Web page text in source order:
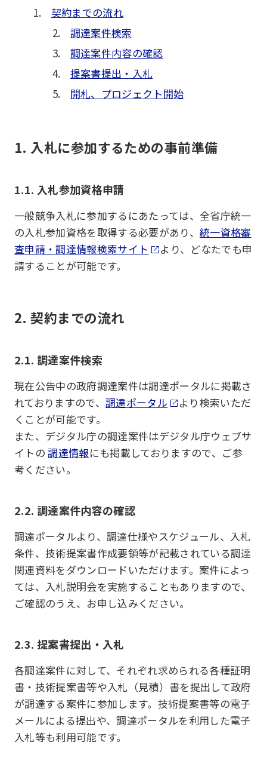
契約までの流れ
調達案件検索
調達案件内容の確認
提案書提出・入札
開札、プロジェクト開始
1. 入札に参加するための事前準備
1.1. 入札参加資格申請
一般競争入札に参加するにあたっては、全省庁統一
の入札参加資格を取得する必要があり、統一資格審
査申請・調達情報検索サイト
より、どなたでも申
請することが可能です。
2. 契約までの流れ
2.1. 調達案件検索
現在公告中の政府調達案件は調達ポータルに掲載さ
れておりますので、調達ポータル
より検索いただ
くことが可能です。
また、デジタル庁の調達案件はデジタル庁ウェブサ
イトの調達情報にも掲載しておりますので、ご参
考ください。
2.2. 調達案件内容の確認
調達ポータルより、調達仕様やスケジュール、入札
条件、技術提案書作成要領等が記載されている調達
関連資料をダウンロードいただけます。案件によっ
ては、入札説明会を実施することもありますので、
ご確認のうえ、お申し込みください。
2.3. 提案書提出・入札
各調達案件に対して、それぞれ求められる各種証明
書・技術提案書等や入札（見積）書を提出して政府
が調達する案件に参加します。技術提案書等の電子
メールによる提出や、調達ポータルを利用した電子
入札等も利用可能です。